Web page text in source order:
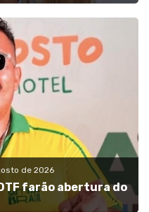
de 2026
farão abertura do